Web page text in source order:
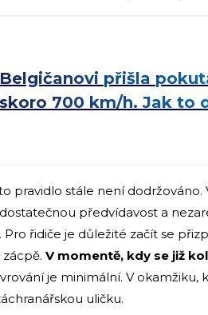
Belgičanovi přišla
skoro 700 km/h. Jak to
pravidlo stále není dodržováno.
předvídavost a
Pro řidiče je důležité začít se
V momentě, kdy se již
je minimální. V okamžiku,
uličku.